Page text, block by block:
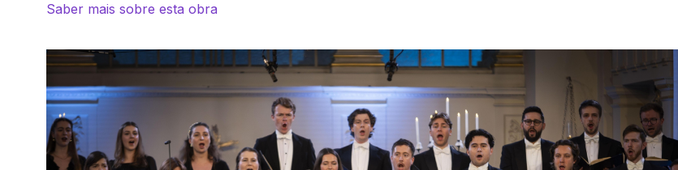
Saber mais sobre esta obra